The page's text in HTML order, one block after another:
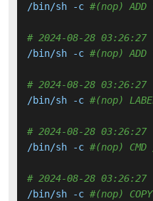
/bin/sh -c #(nop)
# 2024-08-28 03:26:27
/bin/sh -c #(nop)
# 2024-08-28 03:26:27
/bin/sh -c #(nop)
# 2024-08-28 03:26:27
/bin/sh -c #(nop)
# 2024-08-28 03:26:27
/bin/sh -c #(nop)